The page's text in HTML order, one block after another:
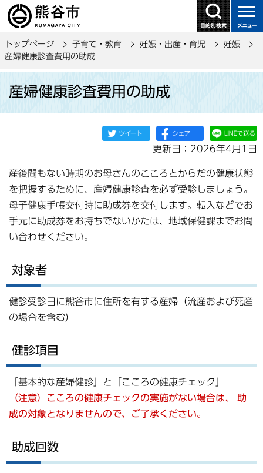
の
ー
トップページ 子育て・教育 妊娠・出産・育児
妊娠
産婦健康診査費用の助成
産婦健康診査費用の助成
更新日：2026年4月1日
産後間もない時期のお母さんのこころとからだの健康状態
を把握するために、産婦健康診査を必ず受診しましょう。
母子健康手帳交付時に助成券を交付します。転入などでお
手元に助成券をお持ちでないかたは、地域保健課までお問
い合わせください。
対象者
健診受診日に熊谷市に住所を有する産婦（流産および死産
の場合を含む）
健診項目
「基本的な産婦健診」と「こころの健康チェック」
（注意）こころの健康チェックの実施がない場合は、
助
成の対象となりませんので、ご了承ください。
助成回数